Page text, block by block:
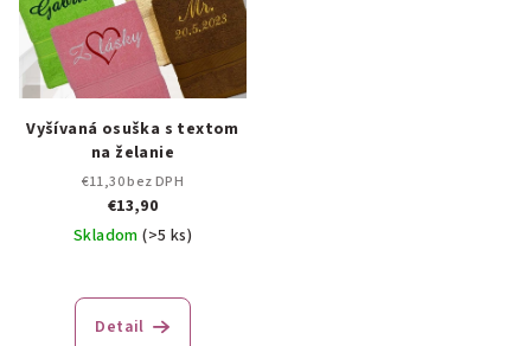
Vyšívaná osuška s textom
na želanie
€11,30 bez DPH
€13,90
Skladom(>5 ks)
hodnotenie
produktu
Detail